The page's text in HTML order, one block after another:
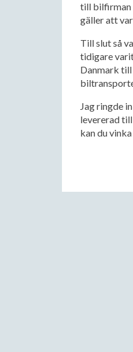
till bilfirman
gäller att
Till slut så
tidigare
Danmark till
Jag ringde
levererad
kan du